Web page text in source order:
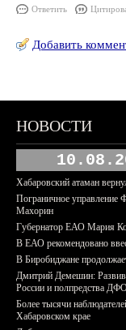
Ответить
Добавить
НОВОСТИ
Хабаровский атаман
Пограничное управление
Махорин
Губернатор ЕАО Мария
В ЕАО рекомендовано
В Биробиджане
Дмитрий Демешин:
России и полпредства
Более тысячи
Хабаровском крае